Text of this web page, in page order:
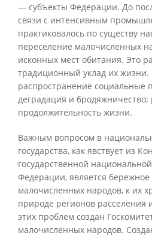
— субъекты Федерации. До
связи с интенсивным
практиковалось по существу
переселение малочисленных
исконных мест обитания. Это
традиционный уклад их
распространение социальные
деградация и бродяжничество;
продолжительность жизни.
Важным вопросом в
государства, как явствует из
государственной
Федерации, является
малочисленных народов, к их
природе регионов расселения
этих проблем создан
малочисленных народов.